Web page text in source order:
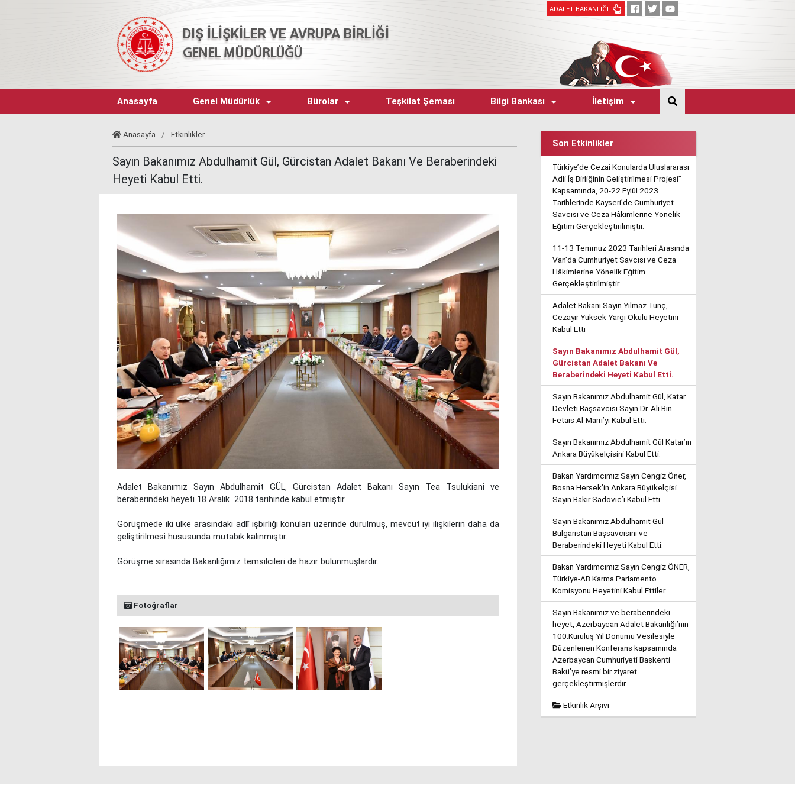
DIŞ İLİŞKİLER VE AVRUPA BİRLİĞİ
GENEL MÜDÜRLÜĞÜ
ADALET BAKANLIĞI
Anasayfa Genel Müdürlük Bürolar Teşkilat Şeması Bilgi Bankası İletişim
Anasayfa / Etkinlikler
Sayın Bakanımız Abdulhamit Gül, Gürcistan Adalet Bakanı Ve Beraberindeki
Heyeti Kabul Etti.
Adalet Bakanımız Sayın Abdulhamit GÜL, Gürcistan Adalet Bakanı Sayın Tea Tsulukiani ve
beraberindeki heyeti 18 Aralık 2018 tarihinde kabul etmiştir.
Görüşmede iki ülke arasındaki adlî işbirliği konuları üzerinde durulmuş, mevcut iyi ilişkilerin daha da
geliştirilmesi hususunda mutabık kalınmıştır.
Görüşme sırasında Bakanlığımız temsilcileri de hazır bulunmuşlardır.
Fotoğraflar
Son Etkinlikler
Türkiye’de Cezai Konularda Uluslararası
Adli İş Birliğinin Geliştirilmesi Projesi”
Kapsamında, 20-22 Eylül 2023
Tarihlerinde Kayseri’de Cumhuriyet
Savcısı ve Ceza Hâkimlerine Yönelik
Eğitim Gerçekleştirilmiştir.
11-13 Temmuz 2023 Tarihleri Arasında
Van’da Cumhuriyet Savcısı ve Ceza
Hâkimlerine Yönelik Eğitim
Gerçekleştirilmiştir.
Adalet Bakanı Sayın Yılmaz Tunç,
Cezayir Yüksek Yargı Okulu Heyetini
Kabul Etti
Sayın Bakanımız Abdulhamit Gül,
Gürcistan Adalet Bakanı Ve
Beraberindeki Heyeti Kabul Etti.
Sayın Bakanımız Abdulhamit Gül, Katar
Devleti Başsavcısı Sayın Dr. Ali Bin
Fetais Al-Marri’yi Kabul Etti.
Sayın Bakanımız Abdulhamit Gül Katar’ın
Ankara Büyükelçisini Kabul Etti.
Bakan Yardımcımız Sayın Cengiz Öner,
Bosna Hersek’in Ankara Büyükelçisi
Sayın Bakir Sadovıc’i Kabul Etti.
Sayın Bakanımız Abdulhamit Gül
Bulgaristan Başsavcısını ve
Beraberindeki Heyeti Kabul Etti.
Bakan Yardımcımız Sayın Cengiz ÖNER,
Türkiye-AB Karma Parlamento
Komisyonu Heyetini Kabul Ettiler.
Sayın Bakanımız ve beraberindeki
heyet, Azerbaycan Adalet Bakanlığı’nın
100.Kuruluş Yıl Dönümü Vesilesiyle
Düzenlenen Konferans kapsamında
Azerbaycan Cumhuriyeti Başkenti
Bakü’ye resmi bir ziyaret
gerçekleştirmişlerdir.
Etkinlik Arşivi